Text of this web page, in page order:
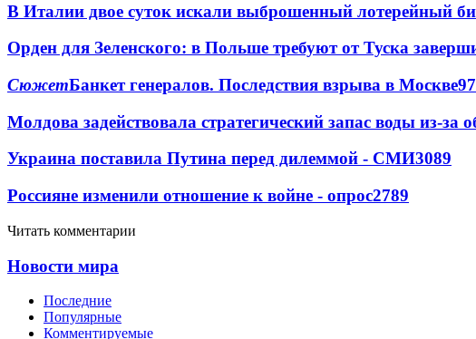
В Италии двое суток искали выброшенный лотерейный
Орден для Зеленского: в Польше требуют от Туска
СюжетБанкет генералов. Последствия взрыва в Москве
Молдова задействовала стратегический запас воды из-за
Украина поставила Путина перед дилеммой - СМИ3089
Россияне изменили отношение к войне - опрос2789
Читать комментарии
Новости мира
Последние
Популярные
Комментируемые